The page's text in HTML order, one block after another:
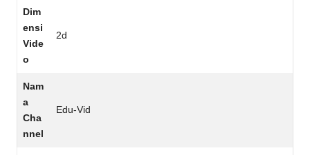
Dim
ensi
Vide
o
2d
Nam
a
Cha
nnel
Edu-Vid